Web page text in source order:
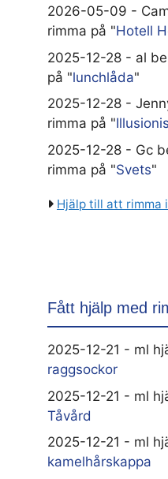
2026-05-09 -
rimma på "Hotell
2025-12-28 - al
på "lunchlåda"
2025-12-28 -
rimma på "
2025-12-28 - Gc
rimma på "Svets"
Hjälp till att rimma
Fått hjälp med
2025-12-21 - ml
raggsockor
2025-12-21 - ml
Tåvård
2025-12-21 - ml
kamelhårskappa